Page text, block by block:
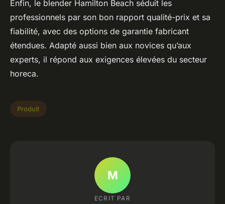
Enfin, le blender Hamilton Beach séduit les
professionnels par son bon rapport qualité-prix et sa
fiabilité, avec des options de garantie fabricant
étendues. Adapté aussi bien aux novices qu’aux
experts, il répond aux exigences élevées du secteur
horeca.
Produit
M
ECRIT PAR